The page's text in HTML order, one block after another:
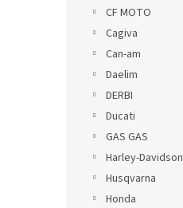
CF MOTO
Cagiva
Can-am
Daelim
DERBI
Ducati
GAS GAS
Harley-Davidson
Husqvarna
Honda